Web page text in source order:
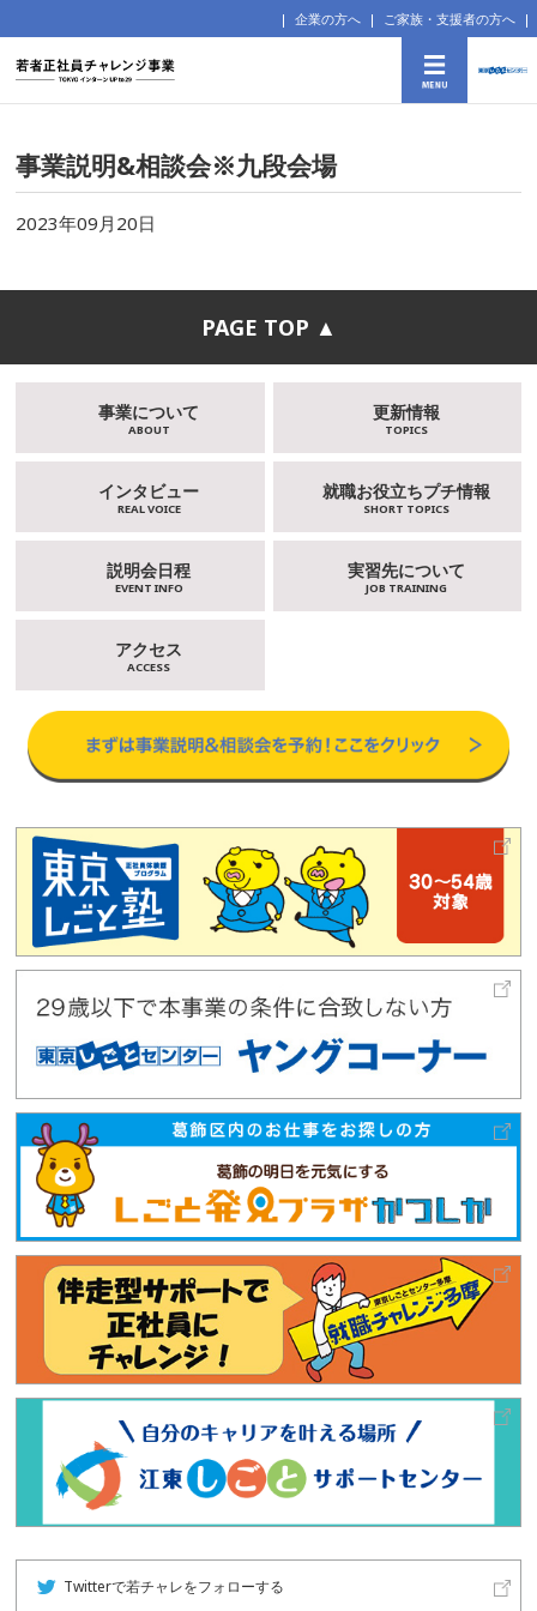
企業の方へ ご家族・支援者の方へ
事業説明&相談会※九段会場
2023年09月20日
PAGE TOP ▲
事業について
ABOUT
更新情報
TOPICS
インタビュー
REAL VOICE
就職お役立ちプチ情報
SHORT TOPICS
説明会日程
EVENT INFO
実習先について
JOB TRAINING
アクセス
ACCESS
Twitterで若チャレをフォローする